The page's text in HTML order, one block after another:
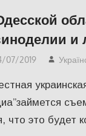
и
07/2019
что это будет